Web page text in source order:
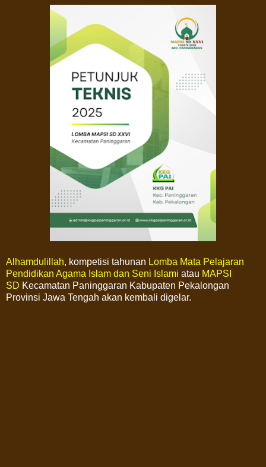
Alhamdulillah, kompetisi tahunan Lomba Mata Pelajaran
Pendidikan Agama Islam dan Seni Islami atau MAPSI
SD Kecamatan Paninggaran Kabupaten Pekalongan
Provinsi Jawa Tengah akan kembali digelar.